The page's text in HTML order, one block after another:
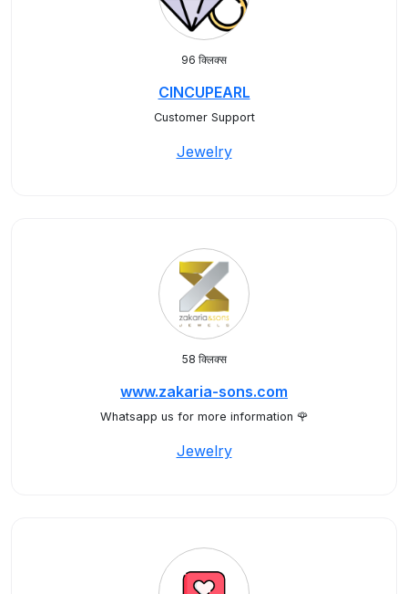
96 क्लिक्स
CINCUPEARL
Customer Support
Jewelry
58 क्लिक्स
www.zakaria-sons.com
Whatsapp us for more information 🌹
Jewelry